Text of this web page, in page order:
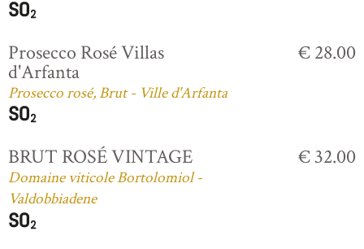
Prosecco Rosé Villas
d'Arfanta
Prosecco rosé, Brut - Ville d'Arfanta
€ 28.00
BRUT ROSÉ VINTAGE
Domaine viticole Bortolomiol -
Valdobbiadene
€ 32.00